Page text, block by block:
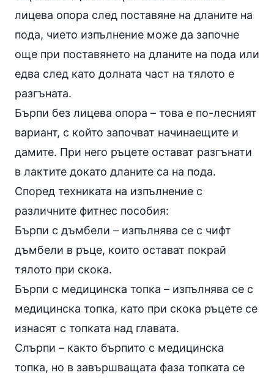
лицева опора след поставяне на дланите на
пода, чието изпълнение може да започне
още при поставянето на дланите на пода или
едва след като долната част на тялото е
разгъната.
Бърпи без лицева опора – това е по-лесният
вариант, с който започват начинаещите и
дамите. При него ръцете остават разгънати
в лактите докато дланите са на пода.
Според техниката на изпълнение с
различните фитнес пособия:
Бърпи с дъмбели – изпълнява се с чифт
дъмбели в ръце, които остават покрай
тялото при скока.
Бърпи с медицинска топка – изпълнява се с
медицинска топка, като при скока ръцете се
изнасят с топката над главата.
Слърпи – както бърпито с медицинска
топка, но в завършващата фаза топката се